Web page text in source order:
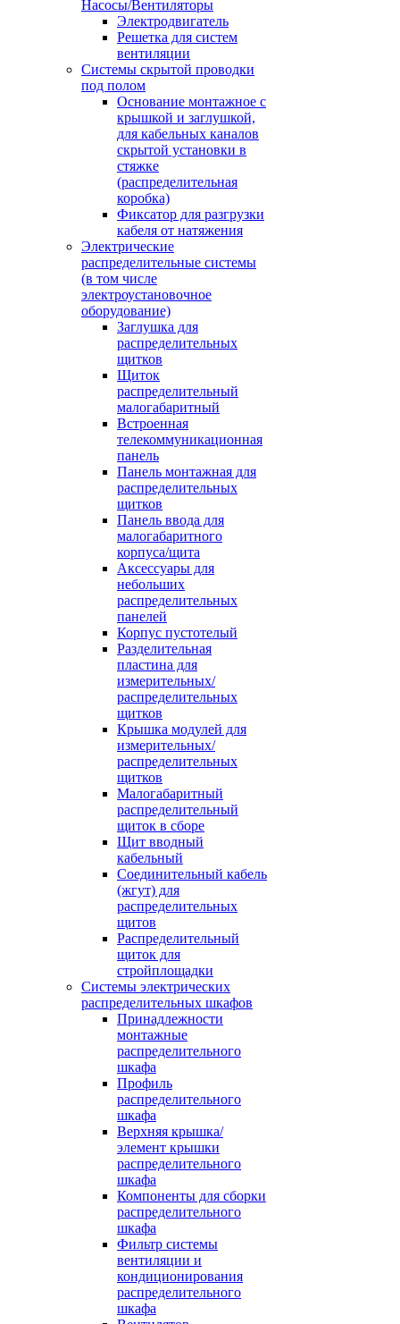
Насосы/Вентиляторы
Электродвигатель
Решетка для систем
вентиляции
Системы скрытой проводки
под полом
Основание монтажное с
крышкой и заглушкой,
для кабельных каналов
скрытой установки в
стяжке
(распределительная
коробка)
Фиксатор для разгрузки
кабеля от натяжения
Электрические
распределительные системы
(в том числе
электроустановочное
оборудование)
Заглушка для
распределительных
щитков
Щиток
распределительный
малогабаритный
Встроенная
телекоммуникационная
панель
Панель монтажная для
распределительных
щитков
Панель ввода для
малогабаритного
корпуса/щита
Аксессуары для
небольших
распределительных
панелей
Корпус пустотелый
Разделительная
пластина для
измерительных/
распределительных
щитков
Крышка модулей для
измерительных/
распределительных
щитков
Малогабаритный
распределительный
щиток в сборе
Щит вводный
кабельный
Соединительный кабель
(жгут) для
распределительных
щитов
Распределительный
щиток для
стройплощадки
Системы электрических
распределительных шкафов
Принадлежности
монтажные
распределительного
шкафа
Профиль
распределительного
шкафа
Верхняя крышка/
элемент крышки
распределительного
шкафа
Компоненты для сборки
распределительного
шкафа
Фильтр системы
вентиляции и
кондиционирования
распределительного
шкафа